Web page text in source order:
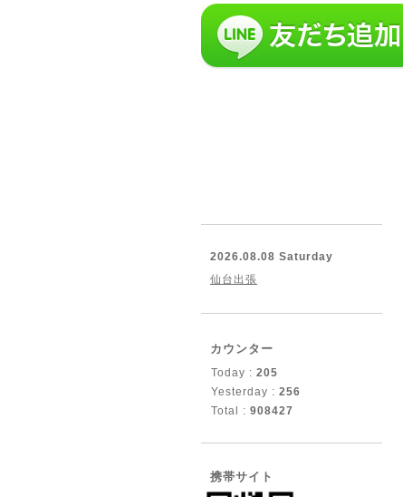
2026.08.08 Saturday
仙台出張
カウンター
Today : 205
Yesterday : 256
Total : 908427
携帯サイト